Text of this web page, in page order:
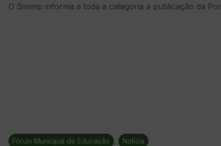
O Simmp informa a toda a categoria a publicação da
Fórum Municipal de Educação , Notícia